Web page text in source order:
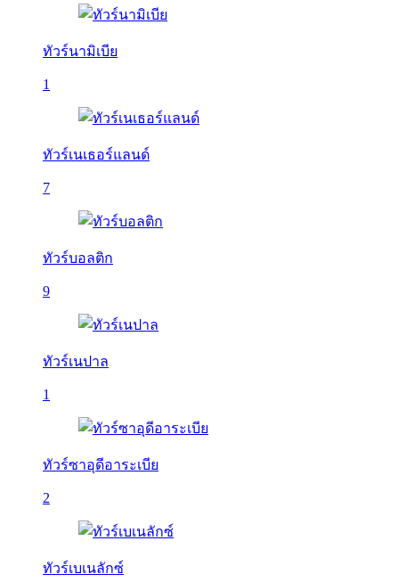
ทัวร์นามิเบีย
1
ทัวร์เนเธอร์แลนด์
7
ทัวร์บอลติก
9
ทัวร์เนปาล
1
ทัวร์ซาอุดีอาระเบีย
2
ทัวร์เบเนลักซ์